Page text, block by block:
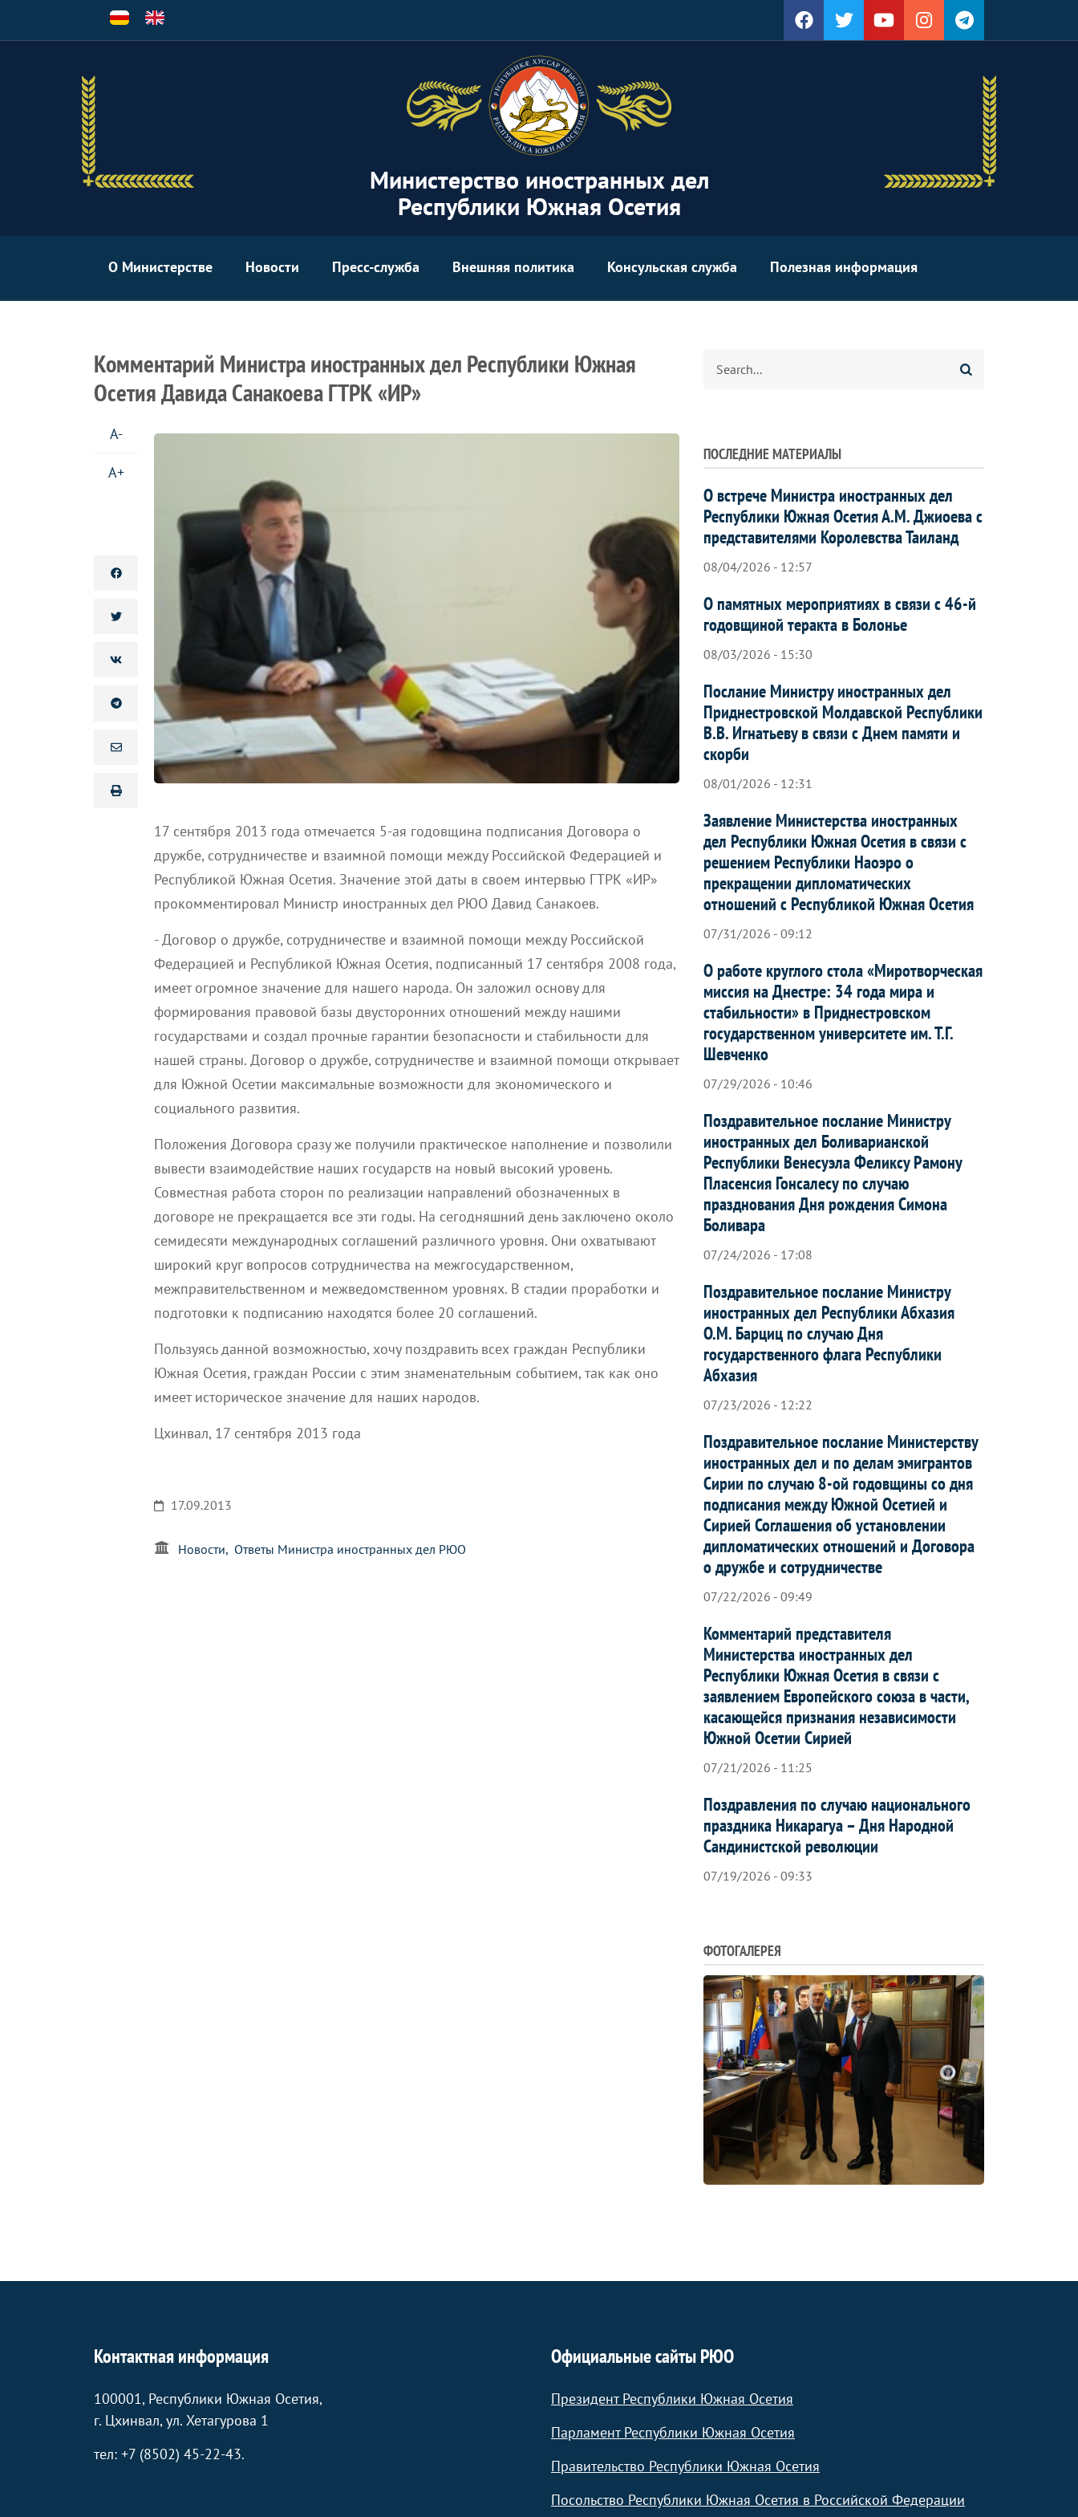
Министерство иностранных дел
Республики Южная Осетия
О Министерстве Новости Пресс-служба Внешняя политика Консульская служба Полезная информация
Комментарий Министра иностранных дел Республики Южная
Осетия Давида Санакоева ГТРК «ИР»
A-
A+
17 сентября 2013 года отмечается 5-ая годовщина подписания Договора о
дружбе, сотрудничестве и взаимной помощи между Российской Федерацией и
Республикой Южная Осетия. Значение этой даты в своем интервью ГТРК «ИР»
прокомментировал Министр иностранных дел РЮО Давид Санакоев.
- Договор о дружбе, сотрудничестве и взаимной помощи между Российской
Федерацией и Республикой Южная Осетия, подписанный 17 сентября 2008 года,
имеет огромное значение для нашего народа. Он заложил основу для
формирования правовой базы двусторонних отношений между нашими
государствами и создал прочные гарантии безопасности и стабильности для
нашей страны. Договор о дружбе, сотрудничестве и взаимной помощи открывает
для Южной Осетии максимальные возможности для экономического и
социального развития.
Положения Договора сразу же получили практическое наполнение и позволили
вывести взаимодействие наших государств на новый высокий уровень.
Совместная работа сторон по реализации направлений обозначенных в
договоре не прекращается все эти годы. На сегодняшний день заключено около
семидесяти международных соглашений различного уровня. Они охватывают
широкий круг вопросов сотрудничества на межгосударственном,
межправительственном и межведомственном уровнях. В стадии проработки и
подготовки к подписанию находятся более 20 соглашений.
Пользуясь данной возможностью, хочу поздравить всех граждан Республики
Южная Осетия, граждан России с этим знаменательным событием, так как оно
имеет историческое значение для наших народов.
Цхинвал, 17 сентября 2013 года
17.09.2013
Новости Ответы Министра иностранных дел РЮО
ПОСЛЕДНИЕ МАТЕРИАЛЫ
О встрече Министра иностранных дел
Республики Южная Осетия А.М. Джиоева с
представителями Королевства Таиланд
08/04/2026 - 12:57
О памятных мероприятиях в связи с 46-й
годовщиной теракта в Болонье
08/03/2026 - 15:30
Послание Министру иностранных дел
Приднестровской Молдавской Республики
В.В. Игнатьеву в связи с Днем памяти и
скорби
08/01/2026 - 12:31
Заявление Министерства иностранных
дел Республики Южная Осетия в связи с
решением Республики Наоэро о
прекращении дипломатических
отношений с Республикой Южная Осетия
07/31/2026 - 09:12
О работе круглого стола «Миротворческая
миссия на Днестре: 34 года мира и
стабильности» в Приднестровском
государственном университете им. Т.Г.
Шевченко
07/29/2026 - 10:46
Поздравительное послание Министру
иностранных дел Боливарианской
Республики Венесуэла Феликсу Рамону
Пласенсия Гонсалесу по случаю
празднования Дня рождения Симона
Боливара
07/24/2026 - 17:08
Поздравительное послание Министру
иностранных дел Республики Абхазия
О.М. Барциц по случаю Дня
государственного флага Республики
Абхазия
07/23/2026 - 12:22
Поздравительное послание Министерству
иностранных дел и по делам эмигрантов
Сирии по случаю 8-ой годовщины со дня
подписания между Южной Осетией и
Сирией Соглашения об установлении
дипломатических отношений и Договора
о дружбе и сотрудничестве
07/22/2026 - 09:49
Комментарий представителя
Министерства иностранных дел
Республики Южная Осетия в связи с
заявлением Европейского союза в части,
касающейся признания независимости
Южной Осетии Сирией
07/21/2026 - 11:25
Поздравления по случаю национального
праздника Никарагуа – Дня Народной
Сандинистской революции
07/19/2026 - 09:33
ФОТОГАЛЕРЕЯ
Контактная информация
100001, Республики Южная Осетия,
г. Цхинвал, ул. Хетагурова 1
тел: +7 (8502) 45-22-43.
Официальные сайты РЮО
Президент Республики Южная Осетия
Парламент Республики Южная Осетия
Правительство Республики Южная Осетия
Посольство Республики Южная Осетия в Российской Федерации